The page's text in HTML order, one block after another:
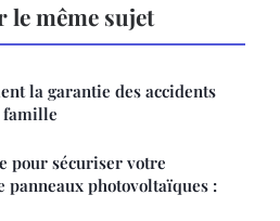
le même sujet
la garantie des accidents
famille
pour sécuriser votre
panneaux photovoltaïques :